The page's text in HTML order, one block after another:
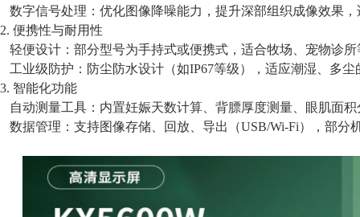
数字信号处理：优化图像降噪能力，提升深部组织成像效果
2. 便携性与耐用性
轻便设计：部分型号为手持式或便携式，适合牧场、宠物诊
工业级防护：防尘防水设计（如IP67等级），适应潮湿、多尘
3. 智能化功能
自动测量工具：内置妊娠天数计算、背膘厚度测量、眼肌面
数据管理：支持图像存储、回放、导出（USB/Wi-Fi），部分